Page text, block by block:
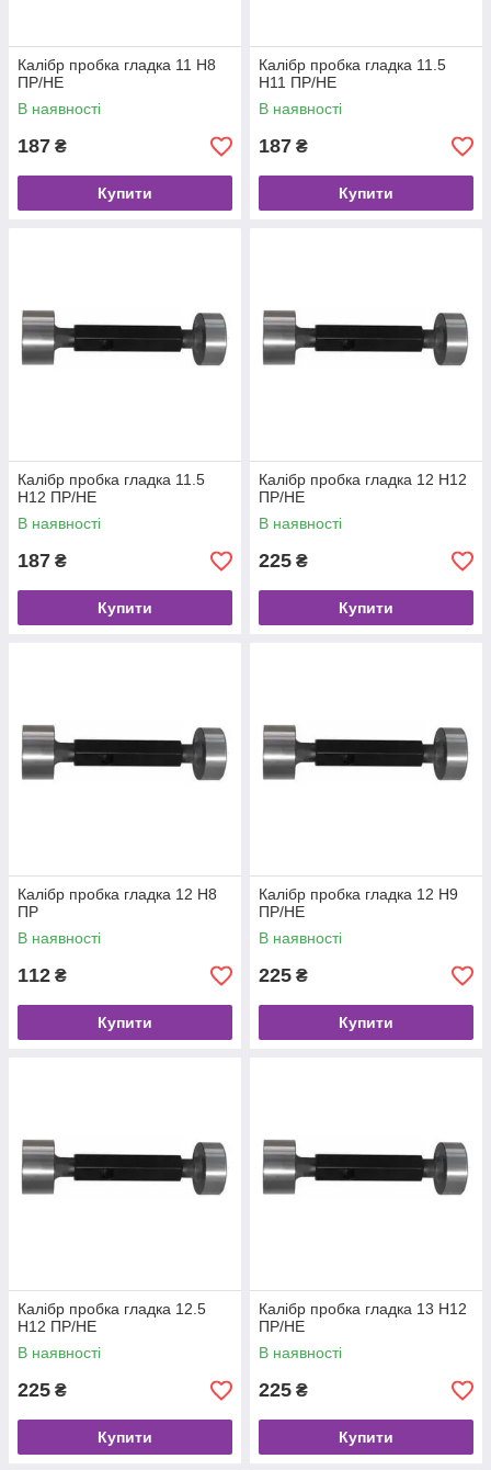
Калібр пробка гладка 11 Н8
ПР/НЕ
В наявності
187 ₴
Купити
Калібр пробка гладка 11.5
Н11 ПР/НЕ
В наявності
187 ₴
Купити
Калібр пробка гладка 11.5
Н12 ПР/НЕ
В наявності
187 ₴
Купити
Калібр пробка гладка 12 Н12
ПР/НЕ
В наявності
225 ₴
Купити
Калібр пробка гладка 12 Н8
ПР
В наявності
112 ₴
Купити
Калібр пробка гладка 12 Н9
ПР/НЕ
В наявності
225 ₴
Купити
Калібр пробка гладка 12.5
Н12 ПР/НЕ
В наявності
225 ₴
Купити
Калібр пробка гладка 13 Н12
ПР/НЕ
В наявності
225 ₴
Купити